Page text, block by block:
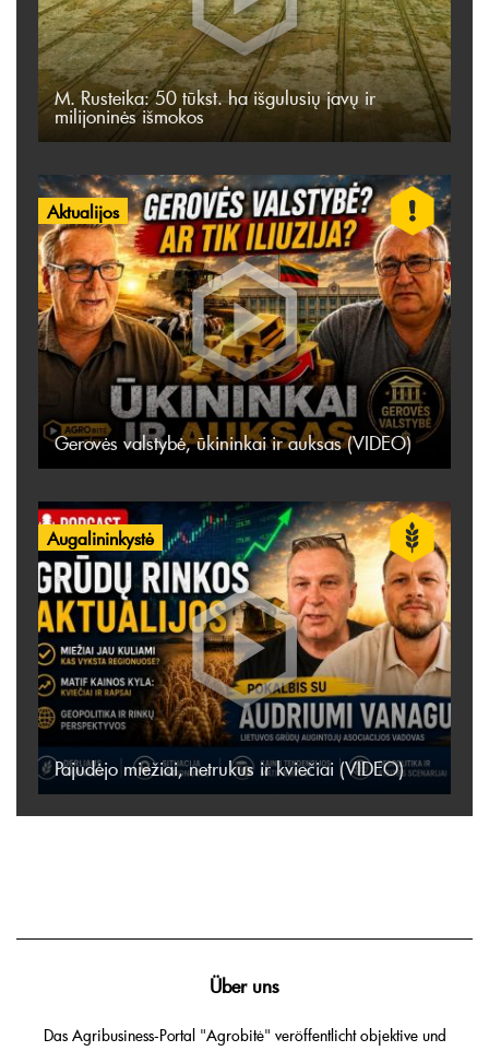
M. Rusteika: 50 tūkst. ha išgulusių javų ir
milijoninės išmokos
Aktualijos
Gerovės valstybė, ūkininkai ir auksas (VIDEO)
Augalininkystė
Pajudėjo miežiai, netrukus ir kviečiai (VIDEO)
Über uns
Das Agribusiness-Portal "Agrobitė" veröffentlicht objektive und